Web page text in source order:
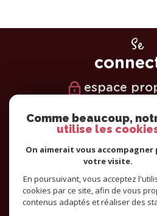
Se
espace
Nous
Nous
Comme beaucoup,
utilise les
On aimerait vous accompagner
votre visite.
En poursuivant, vous acceptez
cookies par ce site, afin de vous
contenus adaptés et réaliser des